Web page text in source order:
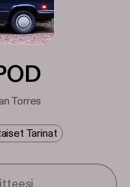
Torres
Tarinat